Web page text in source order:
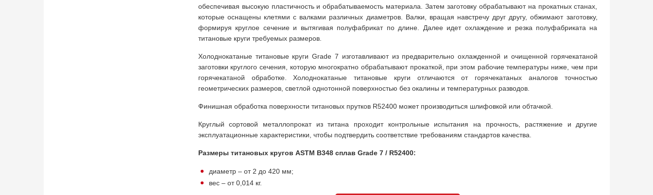
обеспечивая высокую пластичность и обрабатываемость материала. Затем заготовку обрабатывают на прокатных станах,
которые оснащены клетями с валками различных диаметров. Валки, вращая навстречу друг другу, обжимают заготовку,
формируя круглое сечение и вытягивая полуфабрикат по длине. Далее идет охлаждение и резка полуфабриката на
титановые круги требуемых размеров.
Холоднокатаные титановые круги Grade 7 изготавливают из предварительно охлажденной и очищенной горячекатаной
заготовки круглого сечения, которую многократно обрабатывают прокаткой, при этом рабочие температуры ниже, чем при
горячекатаной обработке. Холоднокатаные титановые круги отличаются от горячекатаных аналогов точностью
геометрических размеров, светлой однотонной поверхностью без окалины и температурных разводов.
Финишная обработка поверхности титановых прутков R52400 может производиться шлифовкой или обтачкой.
Круглый сортовой металлопрокат из титана проходит контрольные испытания на прочность, растяжение и другие
эксплуатационные характеристики, чтобы подтвердить соответствие требованиям стандартов качества.
Размеры титановых кругов ASTM B348 сплав Grade 7 / R52400:
диаметр – от 2 до 420 мм;
вес – от 0,014 кг.